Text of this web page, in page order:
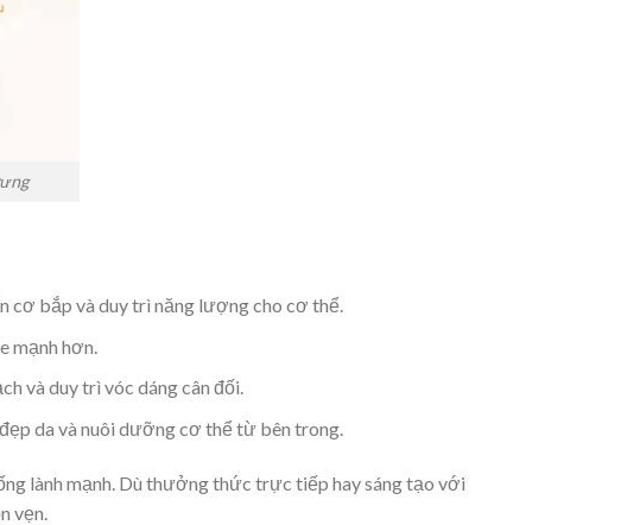
bắp và duy trì năng lượng cho cơ thể.
mạnh hơn.
và duy trì vóc dáng cân đối.
da và nuôi dưỡng cơ thể từ bên trong.
lành mạnh. Dù thưởng thức trực tiếp hay sáng tạo với
vẹn.